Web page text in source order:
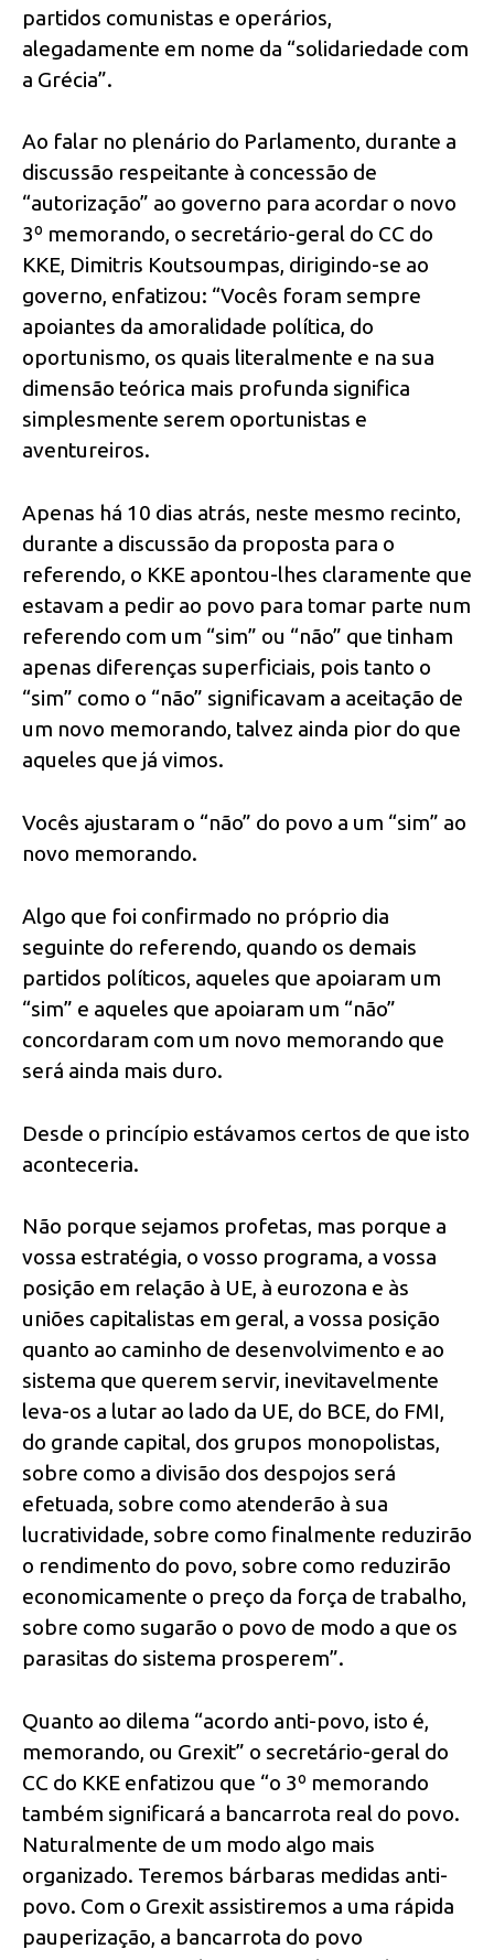
partidos comunistas e operários,
alegadamente em nome da “solidariedade com
a Grécia”.
Ao falar no plenário do Parlamento, durante a
discussão respeitante à concessão de
“autorização” ao governo para acordar o novo
3º memorando, o secretário-geral do CC do
KKE, Dimitris Koutsoumpas, dirigindo-se ao
governo, enfatizou: “Vocês foram sempre
apoiantes da amoralidade política, do
oportunismo, os quais literalmente e na sua
dimensão teórica mais profunda significa
simplesmente serem oportunistas e
aventureiros.
Apenas há 10 dias atrás, neste mesmo recinto,
durante a discussão da proposta para o
referendo, o KKE apontou-lhes claramente que
estavam a pedir ao povo para tomar parte num
referendo com um “sim” ou “não” que tinham
apenas diferenças superficiais, pois tanto o
“sim” como o “não” significavam a aceitação de
um novo memorando, talvez ainda pior do que
aqueles que já vimos.
Vocês ajustaram o “não” do povo a um “sim” ao
novo memorando.
Algo que foi confirmado no próprio dia
seguinte do referendo, quando os demais
partidos políticos, aqueles que apoiaram um
“sim” e aqueles que apoiaram um “não”
concordaram com um novo memorando que
será ainda mais duro.
Desde o princípio estávamos certos de que isto
aconteceria.
Não porque sejamos profetas, mas porque a
vossa estratégia, o vosso programa, a vossa
posição em relação à UE, à eurozona e às
uniões capitalistas em geral, a vossa posição
quanto ao caminho de desenvolvimento e ao
sistema que querem servir, inevitavelmente
leva-os a lutar ao lado da UE, do BCE, do FMI,
do grande capital, dos grupos monopolistas,
sobre como a divisão dos despojos será
efetuada, sobre como atenderão à sua
lucratividade, sobre como finalmente reduzirão
o rendimento do povo, sobre como reduzirão
economicamente o preço da força de trabalho,
sobre como sugarão o povo de modo a que os
parasitas do sistema prosperem”.
Quanto ao dilema “acordo anti-povo, isto é,
memorando, ou Grexit” o secretário-geral do
CC do KKE enfatizou que “o 3º memorando
também significará a bancarrota real do povo.
Naturalmente de um modo algo mais
organizado. Teremos bárbaras medidas anti-
povo. Com o Grexit assistiremos a uma rápida
pauperização, a bancarrota do povo